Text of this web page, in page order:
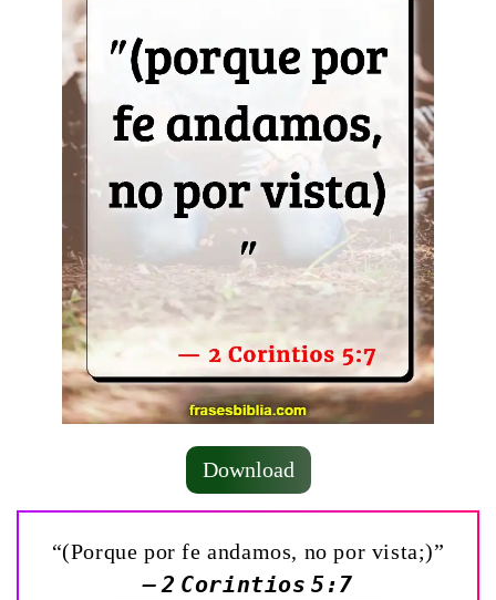
Download
“(Porque por fe andamos, no por vista;)”
— 2 Corintios 5:7